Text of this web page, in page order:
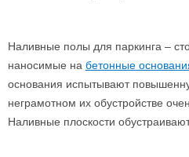
Наливные полы для паркинга –
наносимые на бетонные
основания испытывают
неграмотном их обустройстве
Наливные плоскости